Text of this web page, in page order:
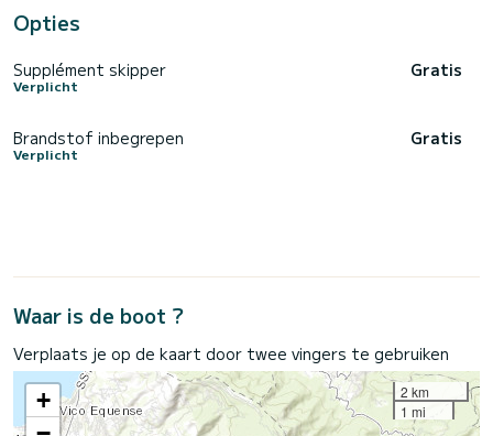
Opties
Supplément skipper
Verplicht
Gratis
Brandstof inbegrepen
Verplicht
Gratis
Waar is de boot ?
Verplaats je op de kaart door twee vingers te gebruiken
+
2 km
1 mi